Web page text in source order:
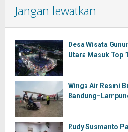
Jangan lewatkan
Desa Wisata
Utara Masuk Top
Wings Air Resmi
Rudy Susmanto